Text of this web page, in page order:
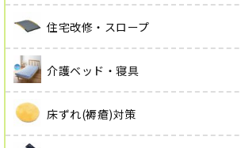
住宅改修・スロープ
介護ベッド・寝具
床ずれ(褥瘡)対策